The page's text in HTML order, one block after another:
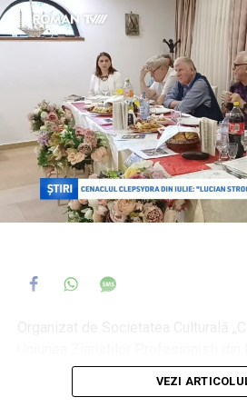
apei potabile, la spital există două
capacitate totală de 200 mc,
pentru pacienți și personal medical
îmbuteliată. La nivelul
Primăriei Roman transmit că vor fi
pentru limitarea consumului inutil
acestei resurse deficitară, în acest
național.
Reamintim faptul că România se
energetică pentru 30 de zile.
cerut să-și mute o parte din
Brunea Fox” Roman, al cărei
Cornel Paiu, Cenaclul Clepsydra din
VEZI